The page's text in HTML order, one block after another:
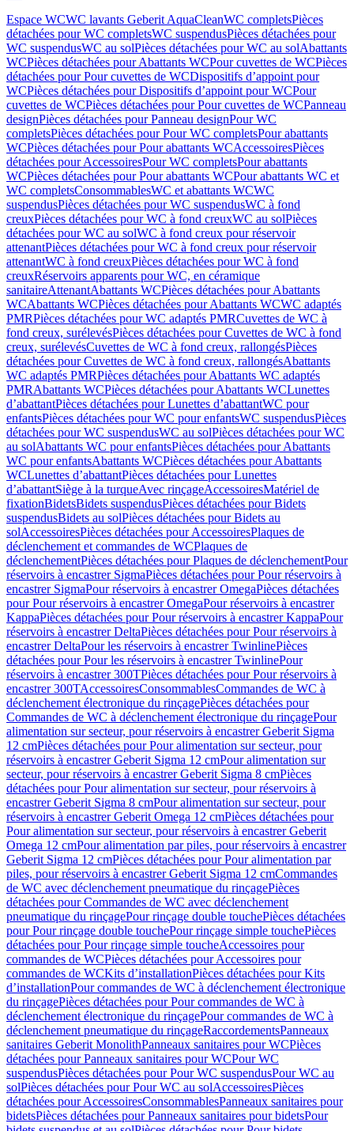
Espace WCWC lavants Geberit AquaCleanWC completsPièces
détachées pour WC completsWC suspendusPièces détachées pour
WC suspendusWC au solPièces détachées pour WC au solAbattants
WCPièces détachées pour Abattants WCPour cuvettes de WCPièces
détachées pour Pour cuvettes de WCDispositifs d’appoint pour
WCPièces détachées pour Dispositifs d’appoint pour WCPour
cuvettes de WCPièces détachées pour Pour cuvettes de WCPanneau
designPièces détachées pour Panneau designPour WC
completsPièces détachées pour Pour WC completsPour abattants
WCPièces détachées pour Pour abattants WCAccessoiresPièces
détachées pour AccessoiresPour WC completsPour abattants
WCPièces détachées pour Pour abattants WCPour abattants WC et
WC completsConsommablesWC et abattants WCWC
suspendusPièces détachées pour WC suspendusWC à fond
creuxPièces détachées pour WC à fond creuxWC au solPièces
détachées pour WC au solWC à fond creux pour réservoir
attenantPièces détachées pour WC à fond creux pour réservoir
attenantWC à fond creuxPièces détachées pour WC à fond
creuxRéservoirs apparents pour WC, en céramique
sanitaireAttenantAbattants WCPièces détachées pour Abattants
WCAbattants WCPièces détachées pour Abattants WCWC adaptés
PMRPièces détachées pour WC adaptés PMRCuvettes de WC à
fond creux, surélevésPièces détachées pour Cuvettes de WC à fond
creux, surélevésCuvettes de WC à fond creux, rallongésPièces
détachées pour Cuvettes de WC à fond creux, rallongésAbattants
WC adaptés PMRPièces détachées pour Abattants WC adaptés
PMRAbattants WCPièces détachées pour Abattants WCLunettes
d’abattantPièces détachées pour Lunettes d’abattantWC pour
enfantsPièces détachées pour WC pour enfantsWC suspendusPièces
détachées pour WC suspendusWC au solPièces détachées pour WC
au solAbattants WC pour enfantsPièces détachées pour Abattants
WC pour enfantsAbattants WCPièces détachées pour Abattants
WCLunettes d’abattantPièces détachées pour Lunettes
d’abattantSiège à la turqueAvec rinçageAccessoiresMatériel de
fixationBidetsBidets suspendusPièces détachées pour Bidets
suspendusBidets au solPièces détachées pour Bidets au
solAccessoiresPièces détachées pour AccessoiresPlaques de
déclenchement et commandes de WCPlaques de
déclenchementPièces détachées pour Plaques de déclenchementPour
réservoirs à encastrer SigmaPièces détachées pour Pour réservoirs à
encastrer SigmaPour réservoirs à encastrer OmegaPièces détachées
pour Pour réservoirs à encastrer OmegaPour réservoirs à encastrer
KappaPièces détachées pour Pour réservoirs à encastrer KappaPour
réservoirs à encastrer DeltaPièces détachées pour Pour réservoirs à
encastrer DeltaPour les réservoirs à encastrer TwinlinePièces
détachées pour Pour les réservoirs à encastrer TwinlinePour
réservoirs à encastrer 300TPièces détachées pour Pour réservoirs à
encastrer 300TAccessoiresConsommablesCommandes de WC à
déclenchement électronique du rinçagePièces détachées pour
Commandes de WC à déclenchement électronique du rinçagePour
alimentation sur secteur, pour réservoirs à encastrer Geberit Sigma
12 cmPièces détachées pour Pour alimentation sur secteur, pour
réservoirs à encastrer Geberit Sigma 12 cmPour alimentation sur
secteur, pour réservoirs à encastrer Geberit Sigma 8 cmPièces
détachées pour Pour alimentation sur secteur, pour réservoirs à
encastrer Geberit Sigma 8 cmPour alimentation sur secteur, pour
réservoirs à encastrer Geberit Omega 12 cmPièces détachées pour
Pour alimentation sur secteur, pour réservoirs à encastrer Geberit
Omega 12 cmPour alimentation par piles, pour réservoirs à encastrer
Geberit Sigma 12 cmPièces détachées pour Pour alimentation par
piles, pour réservoirs à encastrer Geberit Sigma 12 cmCommandes
de WC avec déclenchement pneumatique du rinçagePièces
détachées pour Commandes de WC avec déclenchement
pneumatique du rinçagePour rinçage double touchePièces détachées
pour Pour rinçage double touchePour rinçage simple touchePièces
détachées pour Pour rinçage simple toucheAccessoires pour
commandes de WCPièces détachées pour Accessoires pour
commandes de WCKits d’installationPièces détachées pour Kits
d’installationPour commandes de WC à déclenchement électronique
du rinçagePièces détachées pour Pour commandes de WC à
déclenchement électronique du rinçagePour commandes de WC à
déclenchement pneumatique du rinçageRaccordementsPanneaux
sanitaires Geberit MonolithPanneaux sanitaires pour WCPièces
détachées pour Panneaux sanitaires pour WCPour WC
suspendusPièces détachées pour Pour WC suspendusPour WC au
solPièces détachées pour Pour WC au solAccessoiresPièces
détachées pour AccessoiresConsommablesPanneaux sanitaires pour
bidetsPièces détachées pour Panneaux sanitaires pour bidetsPour